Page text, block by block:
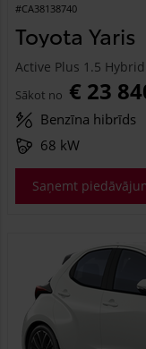
#CA38138740
Toyota Yaris
Active Plus 1.5
Sākot no € 23
Benzīna hibrīds
68 kW
Saņemt